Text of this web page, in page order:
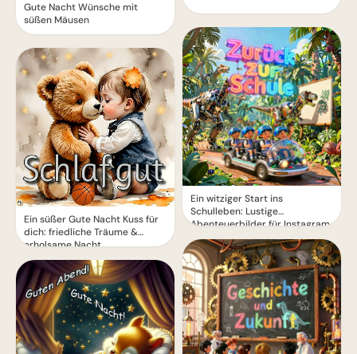
Gute Nacht Wünsche mit
süßen Mäusen
Ein süßer Gute Nacht Kuss für
dich: friedliche Träume &
erholsame Nacht
Ein witziger Start ins
Schulleben: Lustige
Abenteuerbilder für Instagram